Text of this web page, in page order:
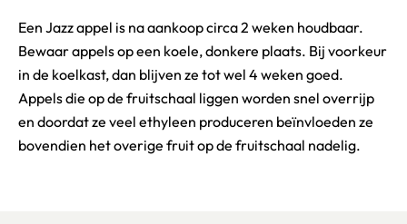
Een Jazz appel is na aankoop circa 2 weken houdbaar.
Bewaar appels op een koele, donkere plaats. Bij voorkeur
in de koelkast, dan blijven ze tot wel 4 weken goed.
Appels die op de fruitschaal liggen worden snel overrijp
en doordat ze veel ethyleen produceren beïnvloeden ze
bovendien het overige fruit op de fruitschaal nadelig.